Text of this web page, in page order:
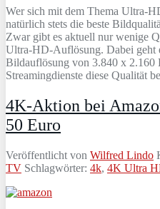
Wer sich mit dem Thema Ultra-
natürlich stets die beste
Zwar gibt es aktuell nur wenige
Ultra-HD-Auflösung. Dabei geht
Bildauflösung von 3.840 x
Streamingdienste diese Qualität
4K-Aktion bei
50 Euro
Veröffentlicht von Wilfred Lindo
TV Schlagwörter: 4k, 4K Ultra